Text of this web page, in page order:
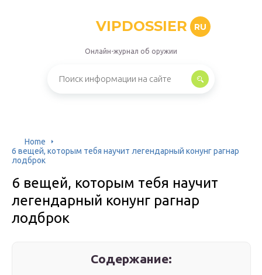
VIPDOSSIER RU
Онлайн-журнал об оружии
Home
6 вещей, которым тебя научит легендарный конунг рагнар
лодброк
6 вещей, которым тебя научит
легендарный конунг рагнар
лодброк
Содержание: